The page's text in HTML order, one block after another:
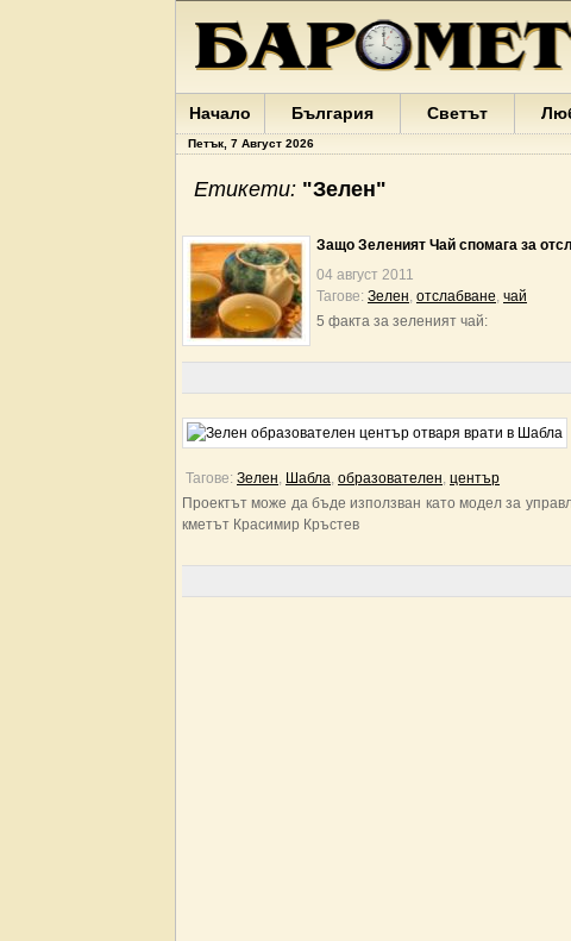
Начало България Светът
Петък, 7 Август 2026
Етикети: "Зелен"
Защо Зеленият Чай спомага за
04 август 2011
Тагове: Зелен, отслабване, чай
5 факта за зеленият чай:
Тагове: Зелен, Шабла, образователен, център
Проектът може да бъде използван като модел за
кметът Красимир Кръстев